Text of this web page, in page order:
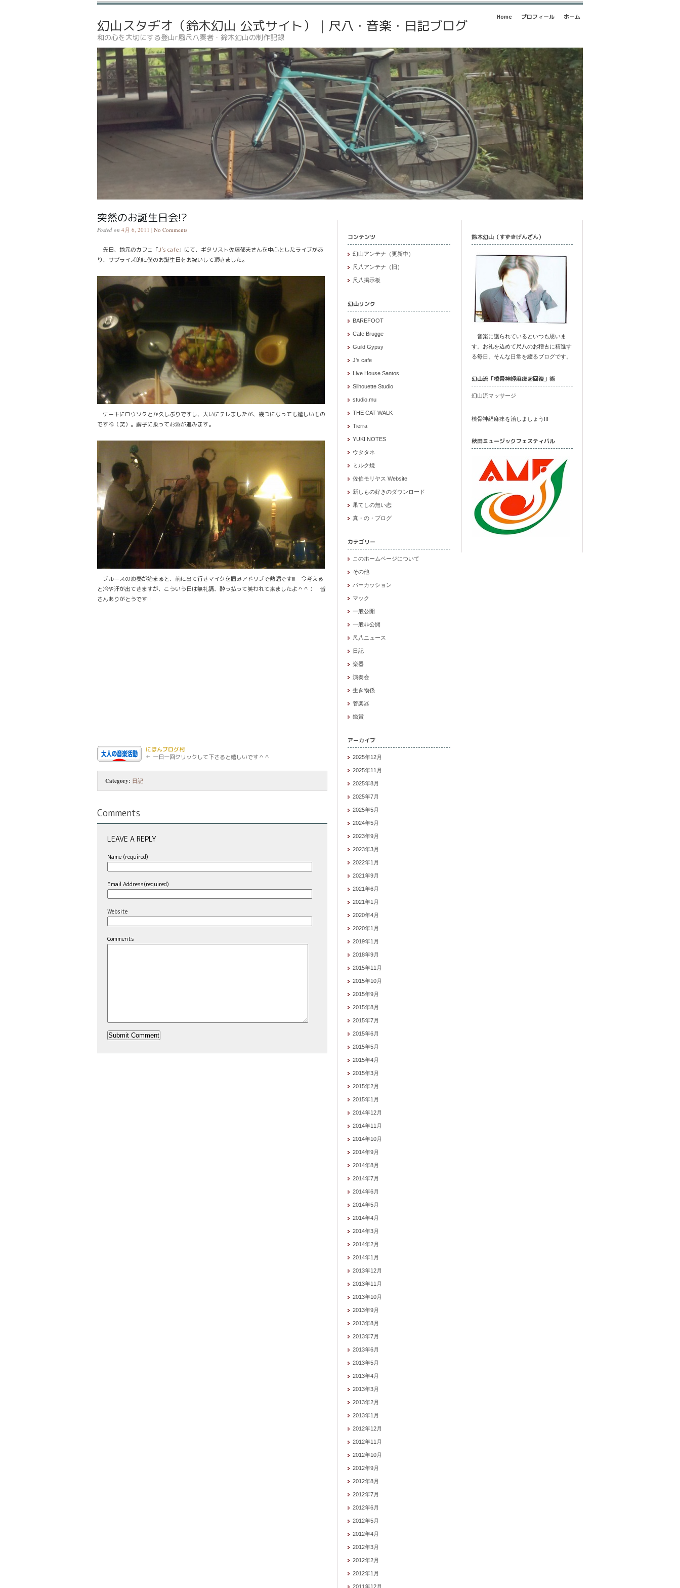
Home プロフィール ホーム
幻山スタヂオ（鈴木幻山 公式サイト）｜尺八・音楽・日記ブログ
和の心を大切にする登山r風尺八奏者・鈴木幻山の制作記録
突然のお誕生日会!?
Posted on 4月 6, 2011 | No Comments
先日、地元のカフェ「J’s cafe 」にて、ギタリスト佐藤郁夫さんを中心としたライブがあ
り、サプライズ的に僕のお誕生日をお祝いして頂きました。
ケーキにロウソクとか久しぶりですし、大いにテレましたが、幾つになっても嬉しいもの
ですね（笑）。調子に乗ってお酒が進みます。
ブルースの演奏が始まると、前に出て行きマイクを掴みアドリブで熱唱です!!! 今考える
と冷や汗が出てきますが、こういう日は無礼講、酔っ払って笑われて来ましたよ＾＾； 皆
さんありがとうです!!!
にほんブログ村
← 一日一回クリックして下さると嬉しいです＾＾
Category: 日記
Comments
LEAVE A REPLY
Name (required)
Email Address(required)
Website
Comments
コンテンツ
幻山アンテナ（更新中）
尺八アンテナ（旧）
尺八掲示板
幻山リンク
BAREFOOT
Cafe Brugge
Guild Gypsy
J's cafe
Live House Santos
Silhouette Studio
studio.mu
THE CAT WALK
Tierra
YUKI NOTES
ウタタネ
ミルク焼
佐伯モリヤス Website
新しもの好きのダウンロード
果てしの無い恋
真・の・ブログ
カテゴリー
このホームページについて
その他
パーカッション
マック
一般公開
一般非公開
尺八ニュース
日記
楽器
演奏会
生き物係
管楽器
鑑賞
アーカイブ
2025年12月
2025年11月
2025年8月
2025年7月
2025年5月
2024年5月
2023年9月
2023年3月
2022年1月
2021年9月
2021年6月
2021年1月
2020年4月
2020年1月
2019年1月
2018年9月
2015年11月
2015年10月
2015年9月
2015年8月
2015年7月
2015年6月
2015年5月
2015年4月
2015年3月
2015年2月
2015年1月
2014年12月
2014年11月
2014年10月
2014年9月
2014年8月
2014年7月
2014年6月
2014年5月
2014年4月
2014年3月
2014年2月
2014年1月
2013年12月
2013年11月
2013年10月
2013年9月
2013年8月
2013年7月
2013年6月
2013年5月
2013年4月
2013年3月
2013年2月
2013年1月
2012年12月
2012年11月
2012年10月
2012年9月
2012年8月
2012年7月
2012年6月
2012年5月
2012年4月
2012年3月
2012年2月
2012年1月
2011年12月
鈴木幻山（すずきげんざん）
音楽に護られているといつも思いま
す。お礼を込めて尺八のお稽古に精進す
る毎日。そんな日常を綴るブログです。
幻山流「橈骨神経麻痺超回復」術
幻山流マッサージ
橈骨神経麻痺を治しましょう!!!
秋田ミュージックフェスティバル